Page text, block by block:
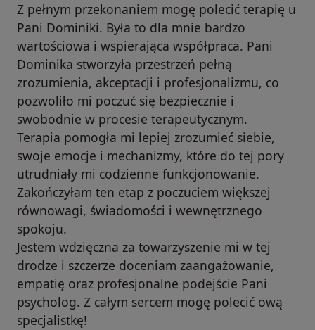
Z pełnym przekonaniem mogę polecić terapię u
Pani Dominiki. Była to dla mnie bardzo
wartościowa i wspierająca współpraca. Pani
Dominika stworzyła przestrzeń pełną
zrozumienia, akceptacji i profesjonalizmu, co
pozwoliło mi poczuć się bezpiecznie i
swobodnie w procesie terapeutycznym.
Terapia pomogła mi lepiej zrozumieć siebie,
swoje emocje i mechanizmy, które do tej pory
utrudniały mi codzienne funkcjonowanie.
Zakończyłam ten etap z poczuciem większej
równowagi, świadomości i wewnętrznego
spokoju.
Jestem wdzięczna za towarzyszenie mi w tej
drodze i szczerze doceniam zaangażowanie,
empatię oraz profesjonalne podejście Pani
psycholog. Z całym sercem mogę polecić ową
specjalistkę!